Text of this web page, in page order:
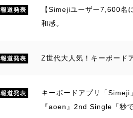
報道発表
【Simejiユーザー7,600名
和感。
報道発表 Z世代大人気！キーボード
報道発表
キーボードアプリ「
『aoen』2nd Single「秒